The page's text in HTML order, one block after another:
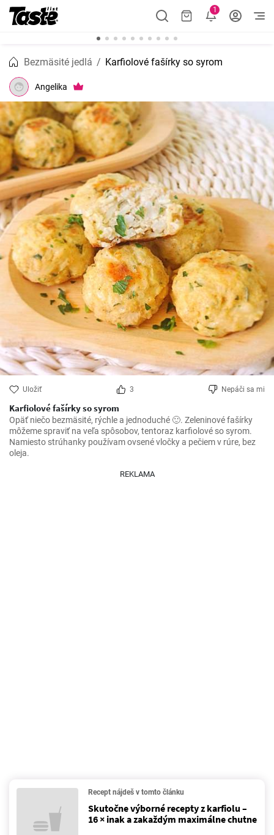
1
Bezmäsité jedlá Karfiolové fašírky so syrom
Angelika
Uložiť 3 Nepáči sa mi
Karfiolové fašírky so syrom
Opäť niečo bezmäsité, rýchle a jednoduché 🙂. Zeleninové fašírky
môžeme spraviť na veľa spôsobov, tentoraz karfiolové so syrom.
Namiesto strúhanky používam ovsené vločky a pečiem v rúre, bez
oleja.
REKLAMA
Recept nájdeš v tomto článku
Skutočne výborné recepty z karfiolu –
16 × inak a zakaždým maximálne chutne